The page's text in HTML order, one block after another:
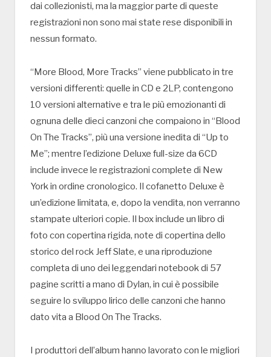
dai collezionisti, ma la maggior parte di queste
registrazioni non sono mai state rese disponibili in
nessun formato.
“More Blood, More Tracks” viene pubblicato in tre
versioni differenti: quelle in CD e 2LP, contengono
10 versioni alternative e tra le più emozionanti di
ognuna delle dieci canzoni che compaiono in “Blood
On The Tracks”, più una versione inedita di “Up to
Me”; mentre l’edizione Deluxe full-size da 6CD
include invece le registrazioni complete di New
York in ordine cronologico. Il cofanetto Deluxe è
un’edizione limitata, e, dopo la vendita, non verranno
stampate ulteriori copie. Il box include un libro di
foto con copertina rigida, note di copertina dello
storico del rock Jeff Slate, e una riproduzione
completa di uno dei leggendari notebook di 57
pagine scritti a mano di Dylan, in cui è possibile
seguire lo sviluppo lirico delle canzoni che hanno
dato vita a Blood On The Tracks.
I produttori dell’album hanno lavorato con le migliori